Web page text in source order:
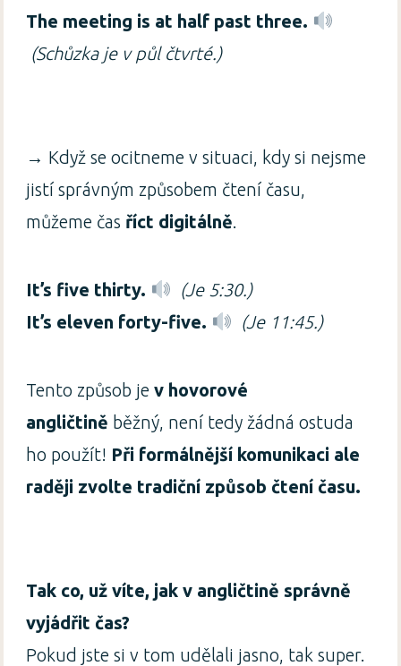
The meeting is at half past three.
(Schůzka je v půl čtvrté.)
→ Když se ocitneme v situaci, kdy si nejsme
jistí správným způsobem čtení času,
můžeme čas říct digitálně.
It’s five thirty.
(Je 5:30.)
It’s eleven forty-five.
(Je 11:45.)
Tento způsob jev hovorové
angličtině běžný, není tedy žádná ostuda
ho použít! Při formálnější komunikaci ale
raději zvolte tradiční způsob čtení času.
Tak co, už víte, jak v angličtině správně
vyjádřit čas?
Pokud jste si v tom udělali jasno, tak super.